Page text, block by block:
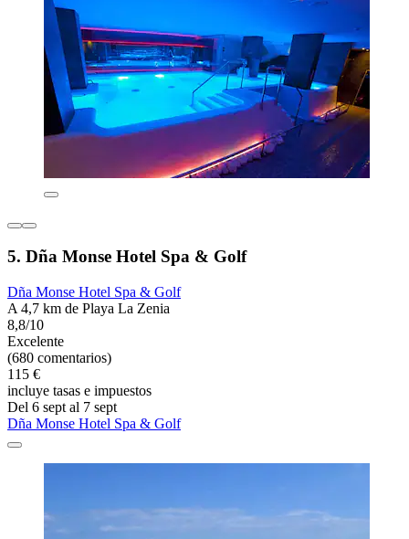
5. Dña Monse Hotel Spa & Golf
Dña Monse Hotel Spa & Golf
A 4,7 km de Playa La Zenia
8,8/10
Excelente
(680 comentarios)
115 €
incluye tasas e impuestos
Del 6 sept al 7 sept
Dña Monse Hotel Spa & Golf